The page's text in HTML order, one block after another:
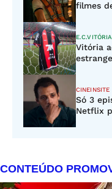
filmes
E.C.VITÓRIA
Vitória
CINEINSITE
Só 3
Netflix